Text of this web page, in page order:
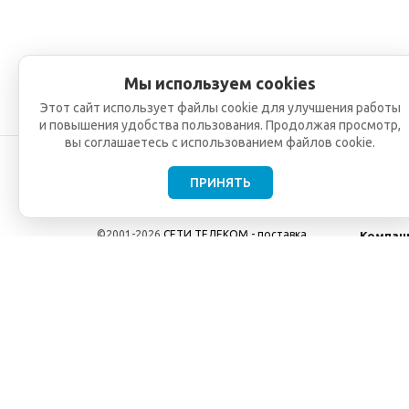
©2001-2026 СЕТИ ТЕЛЕКОМ - поставка,
Мы используем cookies
Этот сайт использует файлы cookie для улучшения работы
и повышения удобства пользования. Продолжая просмотр,
вы соглашаетесь с использованием файлов cookie.
ПРИНЯТЬ